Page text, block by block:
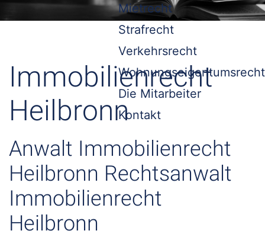
Mietrecht
Strafrecht
Verkehrsrecht
Wohnungseigentumsrecht
Die Mitarbeiter
Kontakt
Immobilienrecht
Heilbronn
Anwalt Immobilienrecht
Heilbronn Rechtsanwalt
Immobilienrecht
Heilbronn